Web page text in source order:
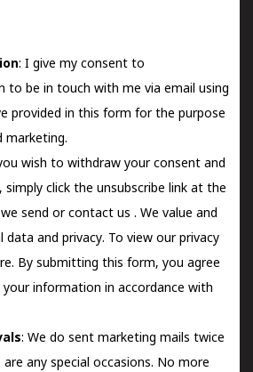
: I give my consent to
to be in touch with me via email using
provided in this form for the purpose
marketing.
wish to withdraw your consent and
click the unsubscribe link at the
send orcontact us . We value and
data and privacy. To view our privacy
By submitting this form, you agree
information in accordance with
: We do sent marketing mails twice
any special occasions. No more